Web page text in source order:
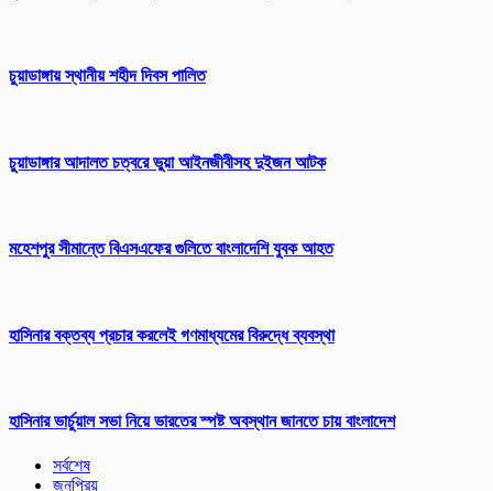
চুয়াডাঙ্গায় স্থানীয় শহীদ দিবস পা‌লিত
চুয়াডাঙ্গার আদালত চত্বরে ভুয়া আইনজীবীসহ দুইজন আটক
মহেশপুর সীমান্তে বিএসএফের গুলিতে বাংলাদেশি যুবক আহত
হাসিনার বক্তব্য প্রচার করলেই গণমাধ্যমের বিরুদ্ধে ব্যবস্থা
হাসিনার ভার্চুয়াল সভা নিয়ে ভারতের স্পষ্ট অবস্থান জানতে চায় বাংলাদেশ
সর্বশেষ
জনপ্রিয়